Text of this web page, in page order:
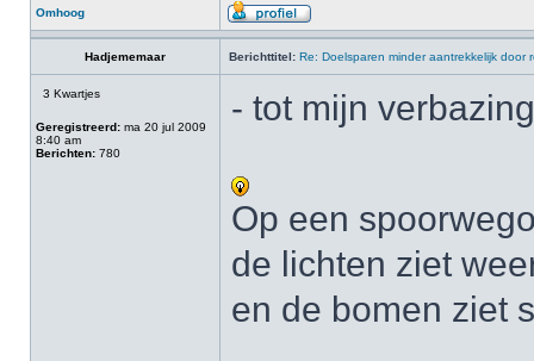
Omhoog
Hadjememaar Berichttitel: Re: Doelsparen minder aantrekkelijk door
3 Kwartjes
Geregistreerd: ma 20 jul 2009
8:40 am
Berichten: 780
- tot mijn
Op een
de lichten ziet
en de bomen ziet